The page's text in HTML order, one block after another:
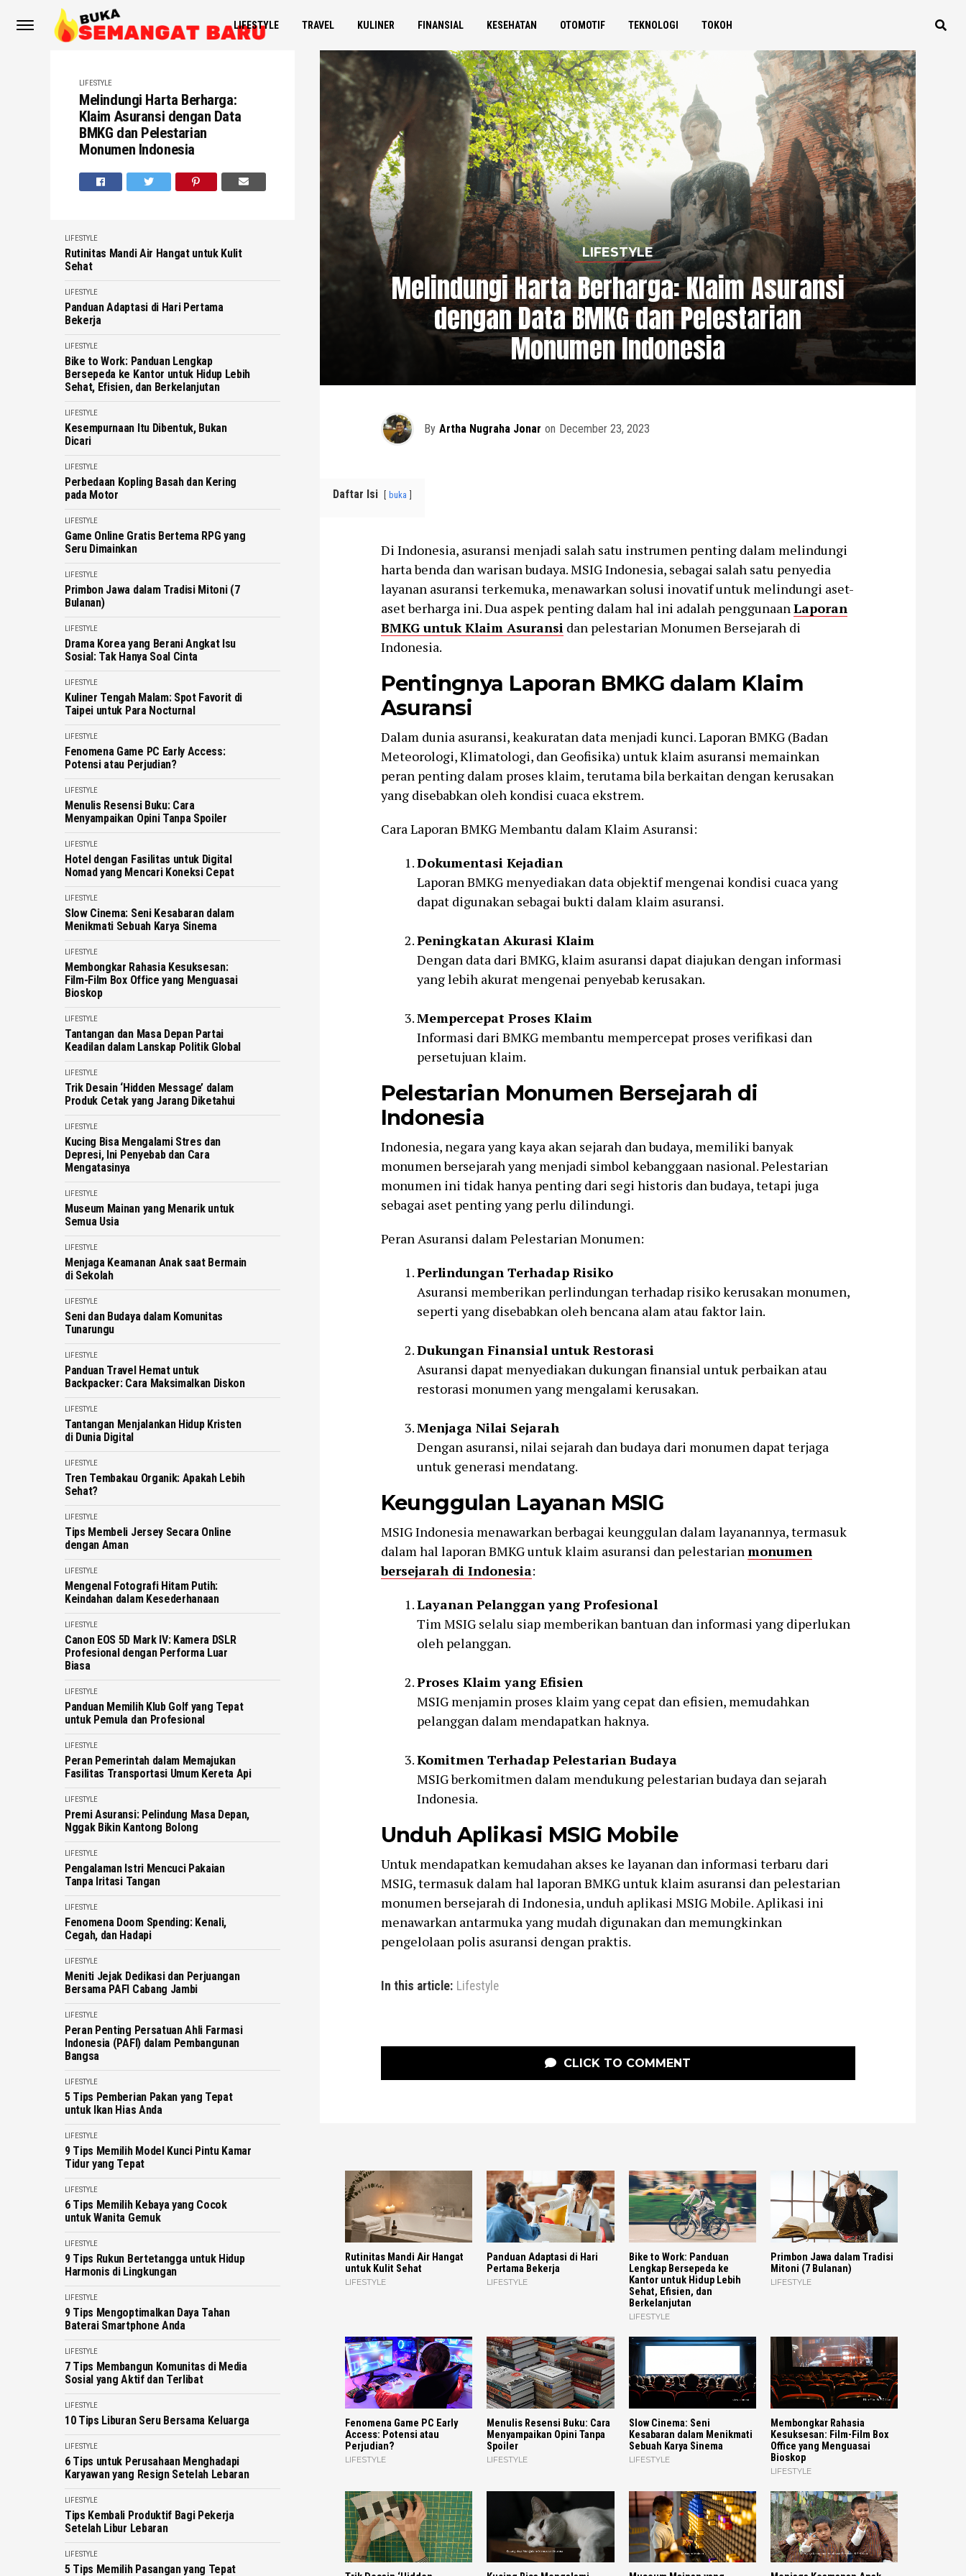
LIFESTYLE TRAVEL KULINER FINANSIAL KESEHATAN OTOMOTIF TEKNOLOGI TOKOH
LIFESTYLE
Melindungi Harta Berharga:
Klaim Asuransi dengan Data
BMKG dan Pelestarian
Monumen Indonesia
LIFESTYLE
Rutinitas Mandi Air Hangat untuk Kulit
Sehat
LIFESTYLE
Panduan Adaptasi di Hari Pertama
Bekerja
LIFESTYLE
Bike to Work: Panduan Lengkap
Bersepeda ke Kantor untuk Hidup Lebih
Sehat, Efisien, dan Berkelanjutan
LIFESTYLE
Kesempurnaan Itu Dibentuk, Bukan
Dicari
LIFESTYLE
Perbedaan Kopling Basah dan Kering
pada Motor
LIFESTYLE
Game Online Gratis Bertema RPG yang
Seru Dimainkan
LIFESTYLE
Primbon Jawa dalam Tradisi Mitoni (7
Bulanan)
LIFESTYLE
Drama Korea yang Berani Angkat Isu
Sosial: Tak Hanya Soal Cinta
LIFESTYLE
Kuliner Tengah Malam: Spot Favorit di
Taipei untuk Para Nocturnal
LIFESTYLE
Fenomena Game PC Early Access:
Potensi atau Perjudian?
LIFESTYLE
Menulis Resensi Buku: Cara
Menyampaikan Opini Tanpa Spoiler
LIFESTYLE
Hotel dengan Fasilitas untuk Digital
Nomad yang Mencari Koneksi Cepat
LIFESTYLE
Slow Cinema: Seni Kesabaran dalam
Menikmati Sebuah Karya Sinema
LIFESTYLE
Membongkar Rahasia Kesuksesan:
Film-Film Box Office yang Menguasai
Bioskop
LIFESTYLE
Tantangan dan Masa Depan Partai
Keadilan dalam Lanskap Politik Global
LIFESTYLE
Trik Desain ‘Hidden Message’ dalam
Produk Cetak yang Jarang Diketahui
LIFESTYLE
Kucing Bisa Mengalami Stres dan
Depresi, Ini Penyebab dan Cara
Mengatasinya
LIFESTYLE
Museum Mainan yang Menarik untuk
Semua Usia
LIFESTYLE
Menjaga Keamanan Anak saat Bermain
di Sekolah
LIFESTYLE
Seni dan Budaya dalam Komunitas
Tunarungu
LIFESTYLE
Panduan Travel Hemat untuk
Backpacker: Cara Maksimalkan Diskon
LIFESTYLE
Tantangan Menjalankan Hidup Kristen
di Dunia Digital
LIFESTYLE
Tren Tembakau Organik: Apakah Lebih
Sehat?
LIFESTYLE
Tips Membeli Jersey Secara Online
dengan Aman
LIFESTYLE
Mengenal Fotografi Hitam Putih:
Keindahan dalam Kesederhanaan
LIFESTYLE
Canon EOS 5D Mark IV: Kamera DSLR
Profesional dengan Performa Luar
Biasa
LIFESTYLE
Panduan Memilih Klub Golf yang Tepat
untuk Pemula dan Profesional
LIFESTYLE
Peran Pemerintah dalam Memajukan
Fasilitas Transportasi Umum Kereta Api
LIFESTYLE
Premi Asuransi: Pelindung Masa Depan,
Nggak Bikin Kantong Bolong
LIFESTYLE
Pengalaman Istri Mencuci Pakaian
Tanpa Iritasi Tangan
LIFESTYLE
Fenomena Doom Spending: Kenali,
Cegah, dan Hadapi
LIFESTYLE
Meniti Jejak Dedikasi dan Perjuangan
Bersama PAFI Cabang Jambi
LIFESTYLE
Peran Penting Persatuan Ahli Farmasi
Indonesia (PAFI) dalam Pembangunan
Bangsa
LIFESTYLE
5 Tips Pemberian Pakan yang Tepat
untuk Ikan Hias Anda
LIFESTYLE
9 Tips Memilih Model Kunci Pintu Kamar
Tidur yang Tepat
LIFESTYLE
6 Tips Memilih Kebaya yang Cocok
untuk Wanita Gemuk
LIFESTYLE
9 Tips Rukun Bertetangga untuk Hidup
Harmonis di Lingkungan
LIFESTYLE
9 Tips Mengoptimalkan Daya Tahan
Baterai Smartphone Anda
LIFESTYLE
7 Tips Membangun Komunitas di Media
Sosial yang Aktif dan Terlibat
LIFESTYLE
10 Tips Liburan Seru Bersama Keluarga
LIFESTYLE
6 Tips untuk Perusahaan Menghadapi
Karyawan yang Resign Setelah Lebaran
LIFESTYLE
Tips Kembali Produktif Bagi Pekerja
Setelah Libur Lebaran
LIFESTYLE
5 Tips Memilih Pasangan yang Tepat
LIFESTYLE
Melindungi Harta Berharga: Klaim Asuransi
dengan Data BMKG dan Pelestarian
Monumen Indonesia
By Artha Nugraha Jonar on December 23, 2023
Daftar Isi buka
Di Indonesia, asuransi menjadi salah satu instrumen penting dalam melindungi
harta benda dan warisan budaya. MSIG Indonesia, sebagai salah satu penyedia
layanan asuransi terkemuka, menawarkan solusi inovatif untuk melindungi aset-
aset berharga ini. Dua aspek penting dalam hal ini adalah penggunaanLaporan
BMKG untuk Klaim Asuransidan pelestarian Monumen Bersejarah di
Indonesia.
Pentingnya Laporan BMKG dalam Klaim
Asuransi
Dalam dunia asuransi, keakuratan data menjadi kunci. Laporan BMKG (Badan
Meteorologi, Klimatologi, dan Geofisika) untuk klaim asuransi memainkan
peran penting dalam proses klaim, terutama bila berkaitan dengan kerusakan
yang disebabkan oleh kondisi cuaca ekstrem.
Cara Laporan BMKG Membantu dalam Klaim Asuransi:
Dokumentasi Kejadian
Laporan BMKG menyediakan data objektif mengenai kondisi cuaca yang
dapat digunakan sebagai bukti dalam klaim asuransi.
Peningkatan Akurasi Klaim
Dengan data dari BMKG, klaim asuransi dapat diajukan dengan informasi
yang lebih akurat mengenai penyebab kerusakan.
Mempercepat Proses Klaim
Informasi dari BMKG membantu mempercepat proses verifikasi dan
persetujuan klaim.
Pelestarian Monumen Bersejarah di
Indonesia
Indonesia, negara yang kaya akan sejarah dan budaya, memiliki banyak
monumen bersejarah yang menjadi simbol kebanggaan nasional. Pelestarian
monumen ini tidak hanya penting dari segi historis dan budaya, tetapi juga
sebagai aset penting yang perlu dilindungi.
Peran Asuransi dalam Pelestarian Monumen:
Perlindungan Terhadap Risiko
Asuransi memberikan perlindungan terhadap risiko kerusakan monumen,
seperti yang disebabkan oleh bencana alam atau faktor lain.
Dukungan Finansial untuk Restorasi
Asuransi dapat menyediakan dukungan finansial untuk perbaikan atau
restorasi monumen yang mengalami kerusakan.
Menjaga Nilai Sejarah
Dengan asuransi, nilai sejarah dan budaya dari monumen dapat terjaga
untuk generasi mendatang.
Keunggulan Layanan MSIG
MSIG Indonesia menawarkan berbagai keunggulan dalam layanannya, termasuk
dalam hal laporan BMKG untuk klaim asuransi dan pelestarianmonumen
bersejarah di Indonesia:
Layanan Pelanggan yang Profesional
Tim MSIG selalu siap memberikan bantuan dan informasi yang diperlukan
oleh pelanggan.
Proses Klaim yang Efisien
MSIG menjamin proses klaim yang cepat dan efisien, memudahkan
pelanggan dalam mendapatkan haknya.
Komitmen Terhadap Pelestarian Budaya
MSIG berkomitmen dalam mendukung pelestarian budaya dan sejarah
Indonesia.
Unduh Aplikasi MSIG Mobile
Untuk mendapatkan kemudahan akses ke layanan dan informasi terbaru dari
MSIG, termasuk dalam hal laporan BMKG untuk klaim asuransi dan pelestarian
monumen bersejarah di Indonesia, unduh aplikasi MSIG Mobile. Aplikasi ini
menawarkan antarmuka yang mudah digunakan dan memungkinkan
pengelolaan polis asuransi dengan praktis.
In this article: Lifestyle
CLICK TO COMMENT
Rutinitas Mandi Air Hangat
untuk Kulit Sehat
LIFESTYLE
Panduan Adaptasi di Hari
Pertama Bekerja
LIFESTYLE
Bike to Work: Panduan
Lengkap Bersepeda ke
Kantor untuk Hidup Lebih
Sehat, Efisien, dan
Berkelanjutan
LIFESTYLE
Primbon Jawa dalam Tradisi
Mitoni (7 Bulanan)
LIFESTYLE
Fenomena Game PC Early
Access: Potensi atau
Perjudian?
LIFESTYLE
Menulis Resensi Buku: Cara
Menyampaikan Opini Tanpa
Spoiler
LIFESTYLE
Slow Cinema: Seni
Kesabaran dalam Menikmati
Sebuah Karya Sinema
LIFESTYLE
Membongkar Rahasia
Kesuksesan: Film-Film Box
Office yang Menguasai
Bioskop
LIFESTYLE